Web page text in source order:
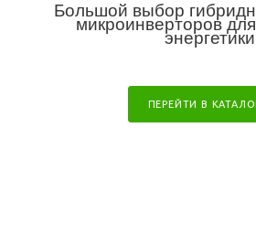
Большой выбор
микроинверторов
ПЕРЕЙТИ В